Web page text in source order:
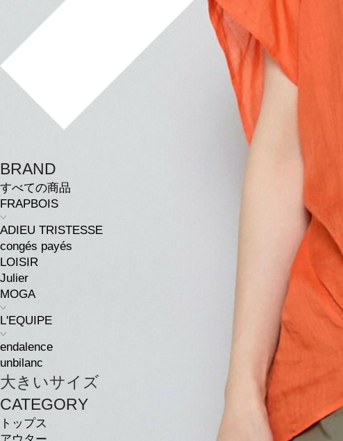
BRAND
すべての商品
FRAPBOIS
ADIEU TRISTESSE
congés payés
LOISIR
Julier
MOGA
L'EQUIPE
endalence
unbilanc
大きいサイズ
CATEGORY
トップス